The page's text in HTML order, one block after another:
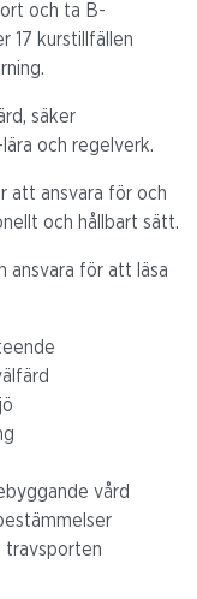
och ta B-
17 kurstillfällen
säker
och regelverk.
att ansvara för och
och hållbart sätt.
ansvara för att läsa
vård
travsporten